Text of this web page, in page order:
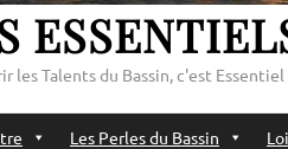
les Talents du Bassin, c'est Essentiel
Les Perles du Bassin